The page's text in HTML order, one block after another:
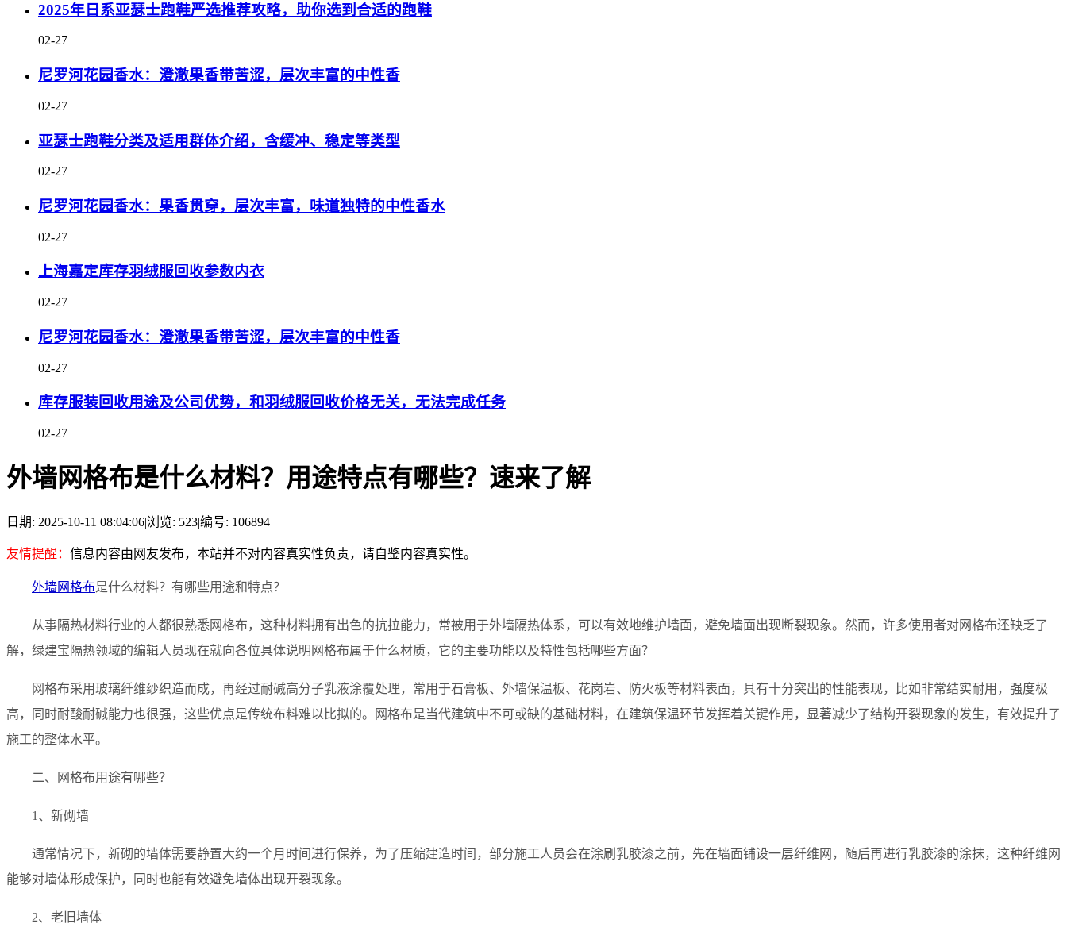
2025年日系亚瑟士跑鞋严选推荐攻略，助你选到合适的跑鞋
02-27
尼罗河花园香水：澄澈果香带苦涩，层次丰富的中性香
02-27
亚瑟士跑鞋分类及适用群体介绍，含缓冲、稳定等类型
02-27
尼罗河花园香水：果香贯穿，层次丰富，味道独特的中性香水
02-27
上海嘉定库存羽绒服回收参数内衣
02-27
尼罗河花园香水：澄澈果香带苦涩，层次丰富的中性香
02-27
库存服装回收用途及公司优势，和羽绒服回收价格无关，无法完成任务
02-27
外墙网格布是什么材料？用途特点有哪些？速来了解
日期: 2025-10-11 08:04:06|浏览: 523|编号: 106894
友情提醒： 信息内容由网友发布，本站并不对内容真实性负责，请自鉴内容真实性。
外墙网格布是什么材料？有哪些用途和特点？
从事隔热材料行业的人都很熟悉网格布，这种材料拥有出色的抗拉能力，常被用于外墙隔热体系，可以有效地维护墙面，避免墙面出现断裂现象。然而，许多使用者对网格布还缺乏了
解，绿建宝隔热领域的编辑人员现在就向各位具体说明网格布属于什么材质，它的主要功能以及特性包括哪些方面？
网格布采用玻璃纤维纱织造而成，再经过耐碱高分子乳液涂覆处理，常用于石膏板、外墙保温板、花岗岩、防火板等材料表面，具有十分突出的性能表现，比如非常结实耐用，强度极
高，同时耐酸耐碱能力也很强，这些优点是传统布料难以比拟的。网格布是当代建筑中不可或缺的基础材料，在建筑保温环节发挥着关键作用，显著减少了结构开裂现象的发生，有效提升了
施工的整体水平。
二、网格布用途有哪些？
1、新砌墙
通常情况下，新砌的墙体需要静置大约一个月时间进行保养，为了压缩建造时间，部分施工人员会在涂刷乳胶漆之前，先在墙面铺设一层纤维网，随后再进行乳胶漆的涂抹，这种纤维网
能够对墙体形成保护，同时也能有效避免墙体出现开裂现象。
2、老旧墙体